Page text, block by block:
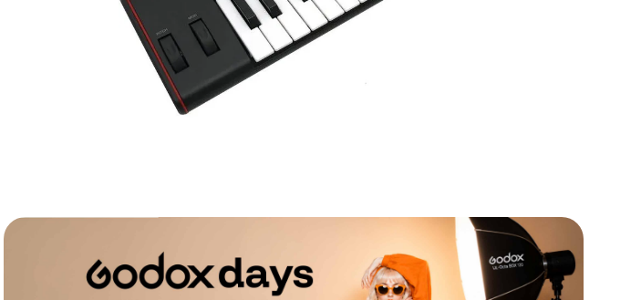
9. dji mic mini
10 dji osmo